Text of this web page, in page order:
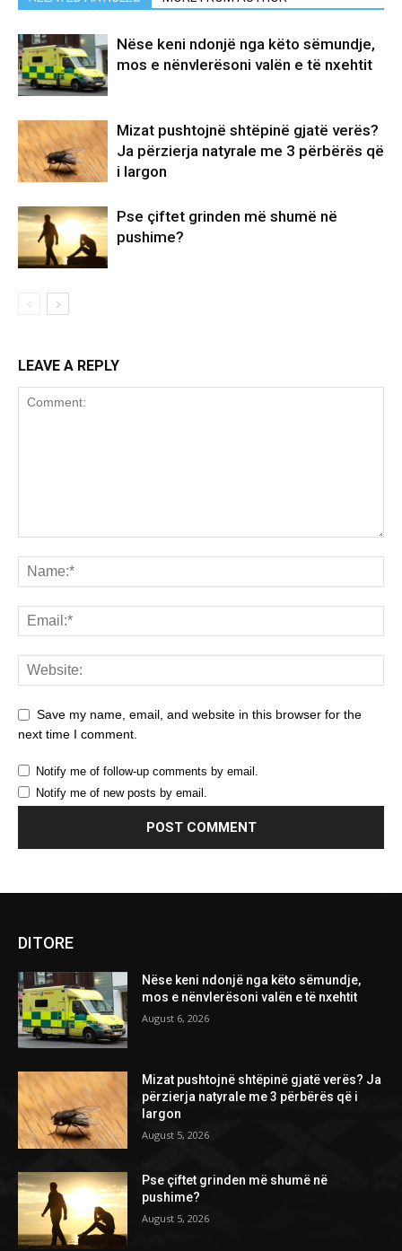
Nëse keni ndonjë nga këto sëmundje,
mos e nënvlerësoni valën e të nxehtit
Mizat pushtojnë shtëpinë gjatë verës?
Ja përzierja natyrale me 3 përbërës që
i largon
Pse çiftet grinden më shumë në
pushime?
LEAVE A REPLY
Save my name, email, and website in this browser for the
next time I comment.
Notify me of follow-up comments by email.
Notify me of new posts by email.
DITORE
Nëse keni ndonjë nga këto sëmundje,
mos e nënvlerësoni valën e të nxehtit
August 6, 2026
Mizat pushtojnë shtëpinë gjatë verës? Ja
përzierja natyrale me 3 përbërës që i
largon
August 5, 2026
Pse çiftet grinden më shumë në
pushime?
August 5, 2026